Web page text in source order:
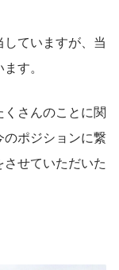
ていますが、当
す。
さんのことに関
ポジションに繋
せていただいた